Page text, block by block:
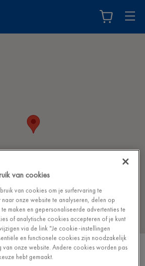
1 BASCULE SA
DE WATERLOO 645
van cookies
van cookies om je surfervaring te
onze website te analyseren, delen op
maken en gepersonaliseerde advertenties te
of analytische cookies accepteren of je kunt
via de link "Je cookie-instellingen
en functionele cookies zijn noodzakelijk
onze website. Andere cookies worden pas
hebt gemaakt.